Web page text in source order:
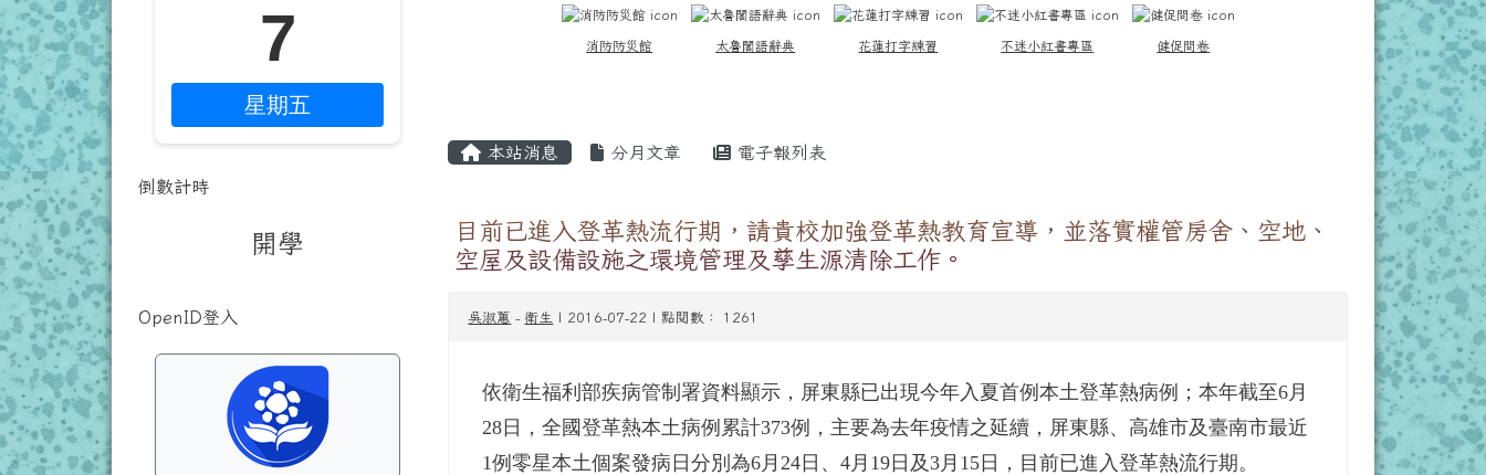
7
星期五
倒數計時
開學
OpenID登入
消防防災館 太魯閣語辭典 花蓮打字練習 不迷小紅書專區 健促問卷
主內容區域
本站消息 分月文章 電子報列表
目前已進入登革熱流行期，請貴校加強登革熱教育宣導，並落實權管房舍、空地、
空屋及設備設施之環境管理及孳生源清除工作。
吳淑蕙 -衛生 | 2016-07-22 | 點閱數： 1261
依衛生福利部疾病管制署資料顯示，屏東縣已出現今年入夏首例本土登革熱病例；本年截至6月
28日，全國登革熱本土病例累計373例，主要為去年疫情之延續，屏東縣、高雄市及臺南市最近
1例零星本土個案發病日分別為6月24日、4月19日及3月15日，目前已進入登革熱流行期。